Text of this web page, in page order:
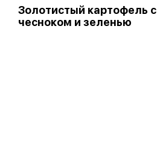
Золотистый картофель с
чесноком и зеленью